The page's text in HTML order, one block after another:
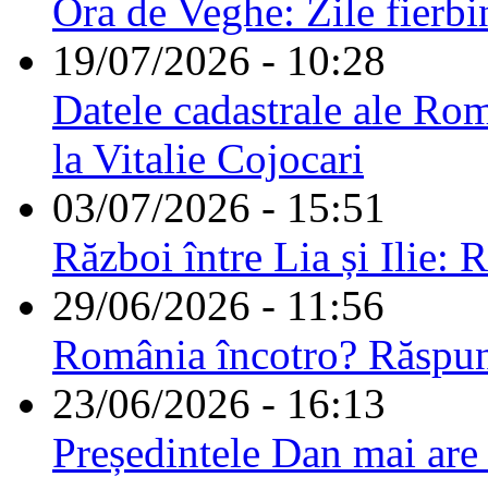
Ora de Veghe: Zile
19/07/2026 - 10:28
Datele cadastrale ale
la Vitalie Cojocari
03/07/2026 - 15:51
Război între Lia și Ilie:
29/06/2026 - 11:56
România încotro?
23/06/2026 - 16:13
Președintele Dan mai